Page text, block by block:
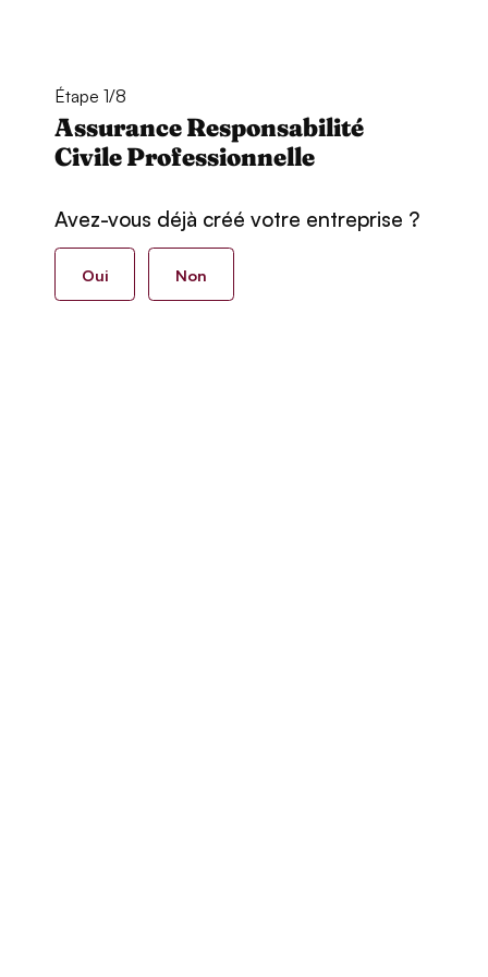
Étape 1/8
Assurance Responsabilité
Civile Professionnelle
Avez-vous déjà créé votre entreprise ?
Oui Non